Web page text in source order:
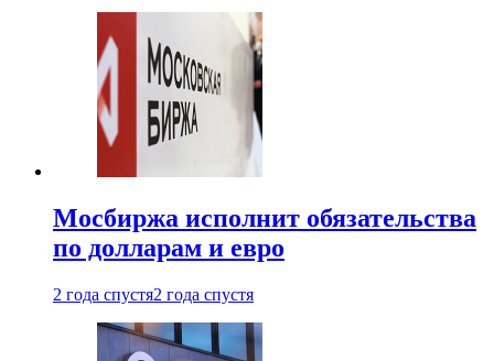
Мосбиржа исполнит обязательства
по долларам и евро
2 года спустя2 года спустя